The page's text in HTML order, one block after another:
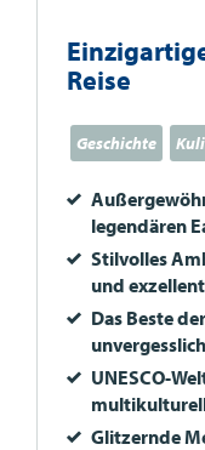
Reise
Geschichte
legendären
Stilvolles
und
Das Beste
UNESCO-
Glitzernde